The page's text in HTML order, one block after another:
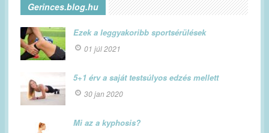
Gerinces.blog.hu
Ezek a leggyakoribb sportsérülések
01 júl 2021
5+1 érv a saját testsúlyos edzés mellett
30 jan 2020
Mi az a kyphosis?